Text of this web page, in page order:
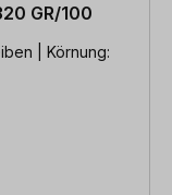
GR/100
| Körnung: